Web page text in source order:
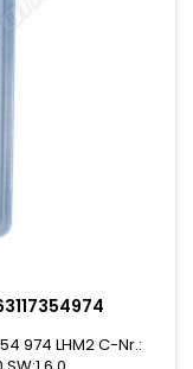
974 LHM2 C-Nr.: